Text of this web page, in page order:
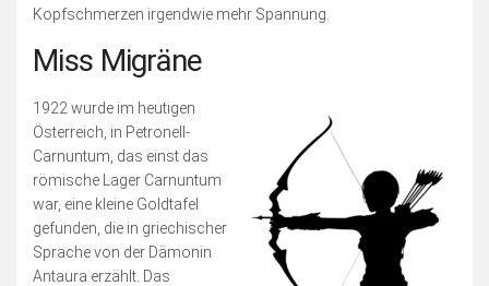
Kopfschmerzen irgendwie mehr Spannung.
Miss Migräne
1922 wurde im heutigen
Österreich, in Petronell-
Carnuntum, das einst das
römische Lager Carnuntum
war, eine kleine Goldtafel
gefunden, die in griechischer
Sprache von der Dämonin
Antaura erzählt. Das